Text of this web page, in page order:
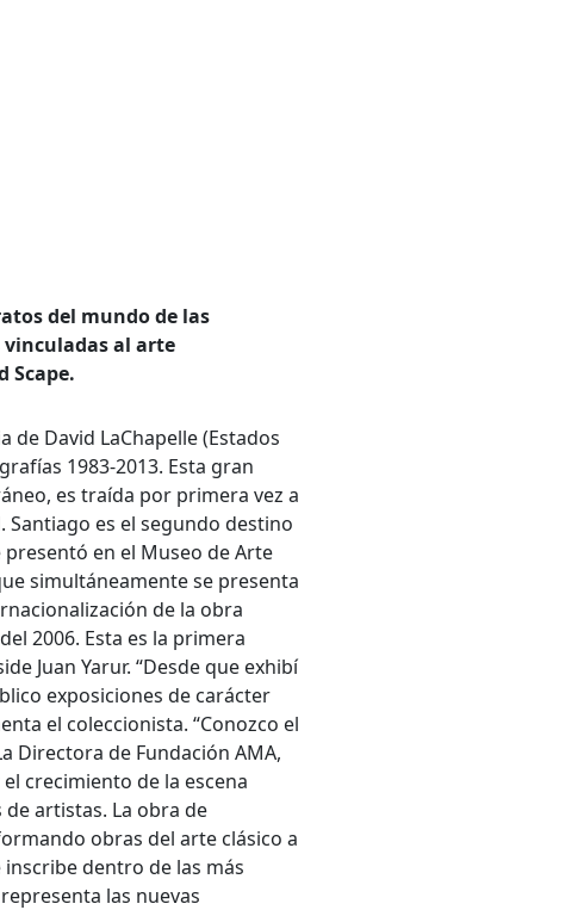
del mundo de las
vinculadas al arte
Scape.
David LaChapelle (Estados
1983-2013. Esta gran
es traída por primera vez a
es el segundo destino
en el Museo de Arte
simultáneamente se presenta
de la obra
2006. Esta es la primera
Juan Yarur. “Desde que exhibí
exposiciones de carácter
el coleccionista. “Conozco el
Directora de Fundación AMA,
crecimiento de la escena
artistas. La obra de
obras del arte clásico a
dentro de las más
las nuevas